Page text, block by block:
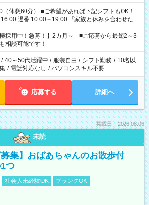
希望があれば下記シフトもOK！
番 10:00～19:00 「家族と休みを合わせた
持って夕飯の準備がしたい」 「できれば残業はし
、ご希望を教えてくださいね。 ※Wワーク希望
のお仕事で希望する勤務時間と、もう1つのお仕事
合計で週40時間を超える場合は応募できません。
極採用中！急募！】2カ月～ ■ご応募から最短2～3
相談可能です！
/ 40～50代活躍中 / 服装自由 / シフト勤務 / 10名以
/ 電話対応なし / パソコンスキル不要
応募する 詳細へ
掲載日：2026.08.06
未読
募集】おばあちゃんのお散歩付
つ
社会人未経験OK
ブランクOK